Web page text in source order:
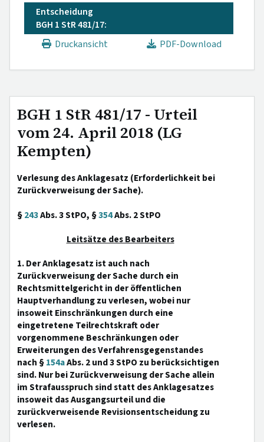
Entscheidung
BGH 1 StR 481/17:
Druckansicht
PDF-Download
BGH 1 StR 481/17 - Urteil
vom 24. April 2018 (LG
Kempten)
Verlesung des Anklagesatz (Erforderlichkeit bei
Zurückverweisung der Sache).
§243Abs. 3 StPO, §354Abs. 2 StPO
Leitsätze des Bearbeiters
1. Der Anklagesatz ist auch nach
Zurückverweisung der Sache durch ein
Rechtsmittelgericht in der öffentlichen
Hauptverhandlung zu verlesen, wobei nur
insoweit Einschränkungen durch eine
eingetretene Teilrechtskraft oder
vorgenommene Beschränkungen oder
Erweiterungen des Verfahrensgegenstandes
nach §154aAbs. 2 und 3 StPO zu berücksichtigen
sind. Nur bei Zurückverweisung der Sache allein
im Strafausspruch sind statt des Anklagesatzes
insoweit das Ausgangsurteil und die
zurückverweisende Revisionsentscheidung zu
verlesen.